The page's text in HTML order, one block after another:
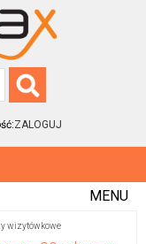
ZALOGUJ
MENU
wizytówkowe